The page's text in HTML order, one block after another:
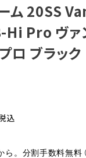
ム 20SS
Pro ヴァ
ロ ブラック
込
ら。分割手数料無料